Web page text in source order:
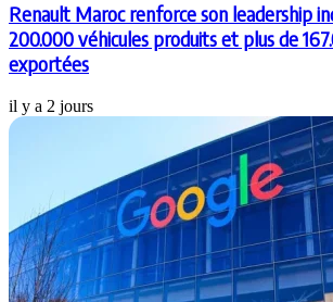
Renault Maroc renforce son leadership
200.000 véhicules produits et plus de
exportées
il y a 2 jours